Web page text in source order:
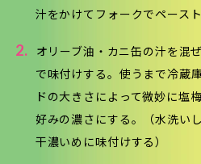
汁をかけてフォークでペースト
2.
オリーブ油・カニ缶の汁を混
で味付けする。使うまで冷蔵
ドの大きさによって微妙に塩
好みの濃さにする。（水洗い
干濃いめに味付けする）